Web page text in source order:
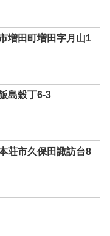
増田町増田字月山1
島穀丁6-3
荘市久保田諏訪台8